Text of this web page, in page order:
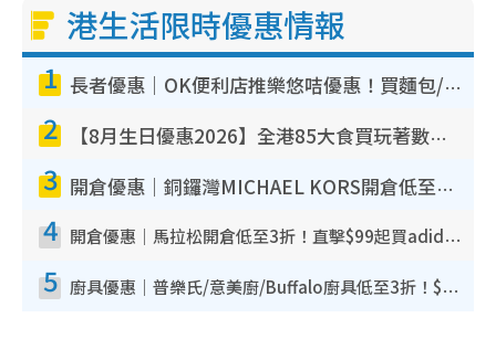
港生活限時優惠情報
1 長者優惠｜OK便利店推樂悠咭優惠！買麵包/牛奶/保健品拍卡即減
2 【8月生日優惠2026】全港85大食買玩著數攻略 自助餐/火鍋放題同行免費＋誠品/DONKI送現金券
3 開倉優惠｜銅鑼灣MICHAEL KORS開倉低至17折！直擊$500起買手袋/銀包/鞋款 必買經典Jet Set系列
4 開倉優惠｜馬拉松開倉低至3折！直擊$99起買adidas／New Balance／Puma鞋款 STANLEY保溫杯劈價至$119起
5 廚具優惠｜普樂氏/意美廚/Buffalo廚具低至3折！$89起買煎鍋／炒鑊／個人鍋 同場小家電激減至$99起